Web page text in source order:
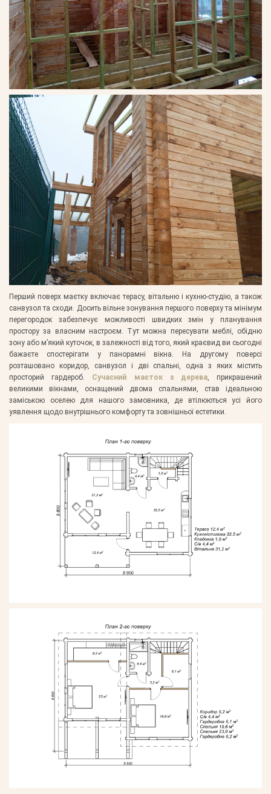
Перший поверх маєтку включає терасу, вітальню і кухню-студію, а також
санвузол та сходи. Досить вільне зонування першого поверху та мінімум
перегородок забезпечує можливості швидких змін у планування
простору за власним настроєм. Тут можна пересувати меблі, обідню
зону або м’який куточок, в залежності від того, який краєвид ви сьогодні
бажаєте спостерігати у панорамні вікна. На другому поверсі
розташовано коридор, санвузол і дві спальні, одна з яких містить
просторий гардероб. Сучасний маєток з дерева, прикрашений
великими вікнами, оснащений двома спальнями, став ідеальною
заміською оселею для нашого замовника, де втілюються усі його
уявлення щодо внутрішнього комфорту та зовнішньої естетики.